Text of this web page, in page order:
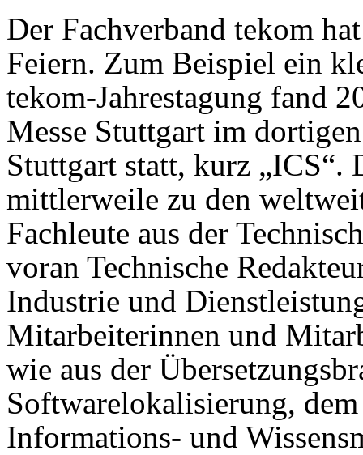
Der Fachverband tekom
Feiern. Zum Beispiel ein
tekom-Jahrestagung fand
Messe Stuttgart im
Stuttgart statt, kurz „ICS“.
mittlerweile zu den
Fachleute aus der
voran Technische
Industrie und
Mitarbeiterinnen und
wie aus der
Softwarelokalisierung,
Informations- und